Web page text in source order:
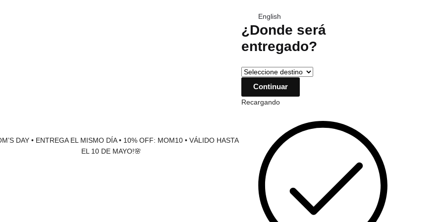
DAY • ENTREGA EL MISMO DÍA • 10% OFF: MOM10 • VÁLIDO HASTA
EL 10 DE MAYO!🌸
English
¿Donde será
entregado?
Recargando